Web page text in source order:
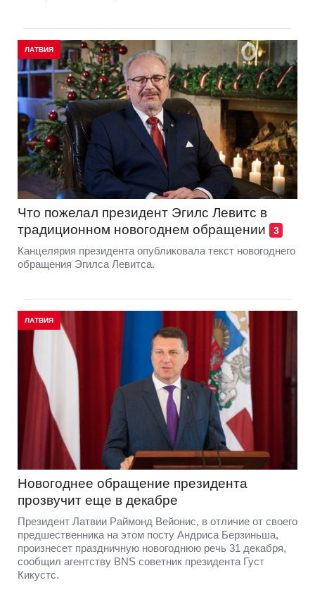
ЛАТВИЯ
Что пожелал президент Эгилс Левитс в
традиционном новогоднем обращении
3
Канцелярия президента опубликовала текст новогоднего
обращения Эгилса Левитса.
ЛАТВИЯ
Новогоднее обращение президента
прозвучит еще в декабре
Президент Латвии Раймонд Вейонис, в отличие от своего
предшественника на этом посту Андриса Берзиньша,
произнесет праздничную новогоднюю речь 31 декабря,
сообщил агентству BNS советник президента Густ
Кикустс.